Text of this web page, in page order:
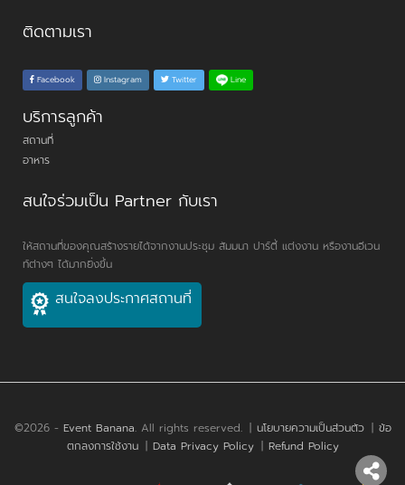
ติดตามเรา
Facebook Instagram Twitter Line
บริการลูกค้า
สถานที่
อาหาร
สนใจร่วมเป็น Partner กับเรา
ให้สถานที่ของคุณสร้างรายได้จากงานประชุม สัมมนา ปาร์ตี้ แต่งงาน หรืองานอีเวน
ท์ต่างๆ ได้มากยิ่งขึ้น
สนใจลงประกาศสถานที่
©2026 - Event Banana. All rights reserved. | นโยบายความเป็นส่วนตัว | ข้อ
ตกลงการใช้งาน | Data Privacy Policy | Refund Policy